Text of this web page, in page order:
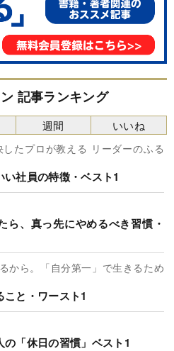
記事ランキング
たプロが教える リーダーのふる
社員の特徴・ベスト1
ら、真っ先にやめるべき習慣・
から。「自分第一」で生きるため
と・ワースト1
「休日の習慣」ベスト1
週間 いいね